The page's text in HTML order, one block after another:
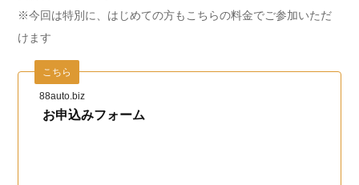
※今回は特別に、はじめての方もこちらの料金でご参加いただ
けます
88auto.biz
こちら
お申込みフォーム